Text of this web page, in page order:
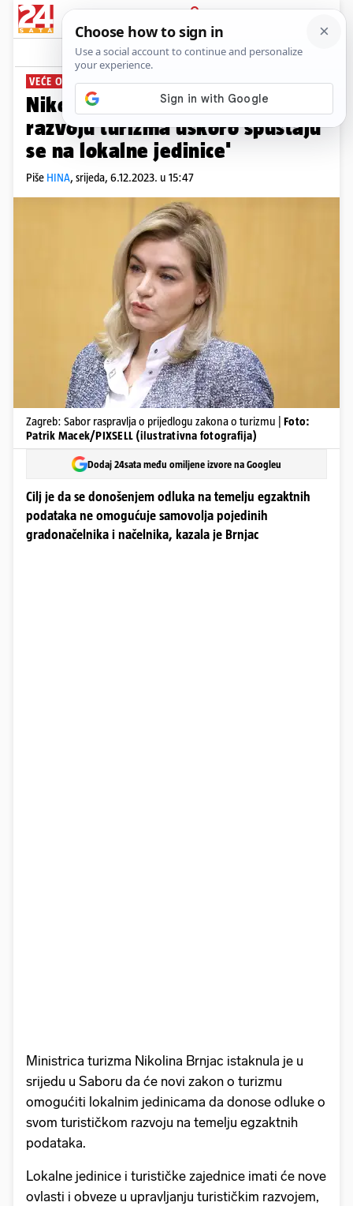
PRIJAVA
News Komentari
VEĆE OVLASTI
Nikolina Brnjac: 'Odluke o
razvoju turizma uskoro spuštaju
se na lokalne jedinice'
Piše HINA, srijeda, 6.12.2023. u 15:47
Zagreb: Sabor raspravlja o prijedlogu zakona o turizmu | Foto:
Patrik Macek/PIXSELL (ilustrativna fotografija)
Dodaj 24sata među omiljene izvore na Googleu
Cilj je da se donošenjem odluka na temelju egzaktnih
podataka ne omogućuje samovolja pojedinih
gradonačelnika i načelnika, kazala je Brnjac
Ministrica turizma Nikolina Brnjac istaknula je u
srijedu u Saboru da će novi zakon o turizmu
omogućiti lokalnim jedinicama da donose odluke o
svom turističkom razvoju na temelju egzaktnih
podataka.
Lokalne jedinice i turističke zajednice imati će nove
ovlasti i obveze u upravljanju turističkim razvojem,